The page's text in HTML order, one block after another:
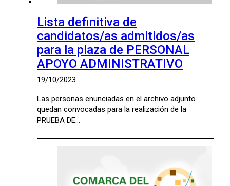
Lista definitiva de
candidatos/as admitidos/as
para la plaza de PERSONAL
APOYO ADMINISTRATIVO
19/10/2023
Las personas enunciadas en el archivo adjunto
quedan convocadas para la realización de la
PRUEBA DE…